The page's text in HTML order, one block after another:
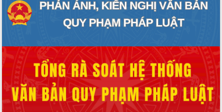
Trình diễn nghệ thuật chế biến các
món ăn từ sầu riêng
Đắk Lắk công bố Quy hoạch và xúc
Ngành cá ngừ Đắk Lắk chủ động thích
ứng để giữ vững thị trường xuất khẩu
Diễn đàn Kinh tế tư nhân Việt Nam đột
phá cơ chế - Hợp tác công tư
Đề án 06 tạo bước ngoặt đột phá trong
cải cách hành chính tỉnh Đắk Lắk